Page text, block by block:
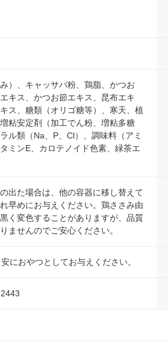
）、キャッサバ粉、鶏脂、かつお
キス、かつお節エキス、昆布エキ
ス、糖類（オリゴ糖等）、寒天、植
粘安定剤（加工でん粉、増粘多糖
ル類（Na、P、Cl）、調味料（アミ
ミンE、カロテノイド色素、緑茶エ
出た場合は、他の容器に移し替えて
早めにお与えください。鶏ささみ由
く変色することがありますが、品質
ませんのでご安心ください。
におやつとしてお与えください。